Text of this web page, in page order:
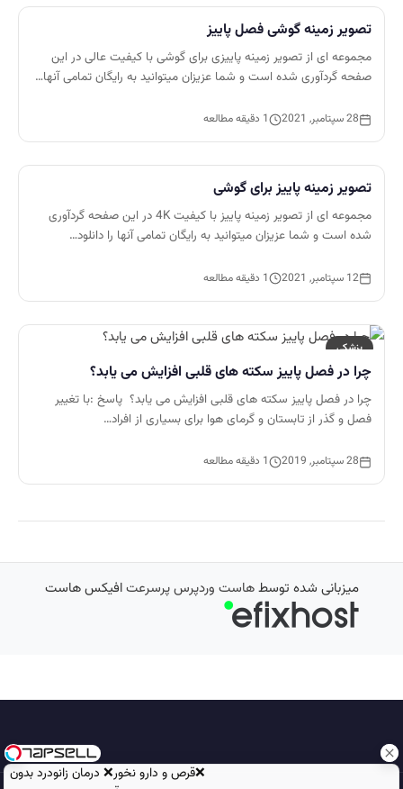
❌قرص‌ و دارو نخور❌ درمان زانودرد بدون
تصویر زمینه گوشی فصل پاییز
مجموعه ای از تصویر زمینه پاییزی برای گوشی با کیفیت عالی در این
صفحه گردآوری شده است و شما عزیزان میتوانید به رایگان تمامی آنها…
28 سپتامبر, 2021 1 دقیقه مطالعه
تصویر زمینه پاییز برای گوشی
مجموعه ای از تصویر زمینه پاییز با کیفیت 4K در این صفحه گردآوری
شده است و شما عزیزان میتوانید به رایگان تمامی آنها را دانلود…
12 سپتامبر, 2021 1 دقیقه مطالعه
پزشکی
چرا در فصل پاییز سکته های قلبی افزایش می یابد؟
چرا در فصل پاییز سکته های قلبی افزایش می یابد؟ پاسخ :با تغییر
فصل و گذر از تابستان و گرمای هوا برای بسیاری از افراد…
28 سپتامبر, 2019 1 دقیقه مطالعه
میزبانی شده توسطهاست وردپرس پرسرعتافیکس هاست